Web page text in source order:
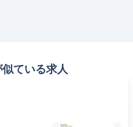
ている求人